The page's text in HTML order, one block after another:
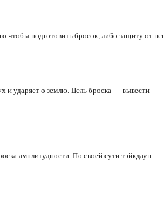
чтобы подготовить бросок, либо защиту от
и ударяет о землю. Цель броска — вывести
амплитудности. По своей сути тэйкдаун